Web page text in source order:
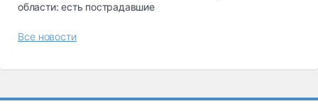
области: есть пострадавшие
Все новости